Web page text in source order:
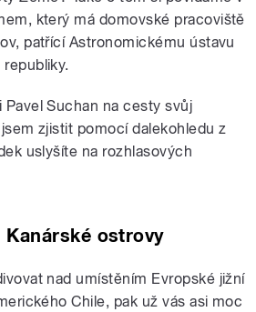
který má domovské pracoviště
patřící Astronomickému ústavu
Suchan na cesty svůj
zjistit pomocí dalekohledu z
uslyšíte na rozhlasových
Kanárské ostrovy
nad umístěním Evropské jižní
Chile, pak už vás asi moc